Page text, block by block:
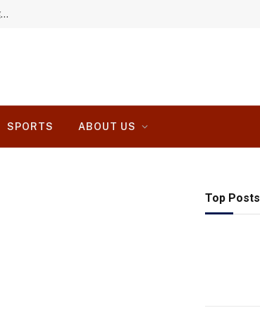
हजारीबाग में बारिश से गिरी मिट्टी की दीवार, अंदर छिपा मिला चांदी के सिक्कों से भरा गगरा; देखने उमड़ी भीड़
SPORTS ABOUT US
Top Posts